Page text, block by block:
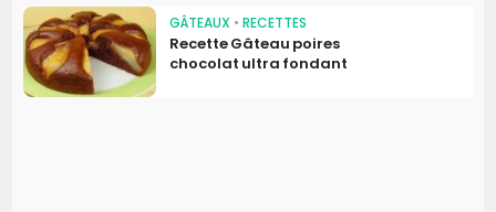
GÂTEAUX • RECETTES
Recette Gâteau poires
chocolat ultra fondant